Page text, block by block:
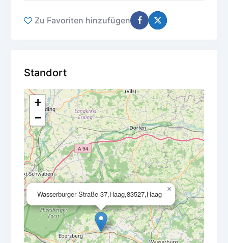
Zu Favoriten hinzufügen
Standort
Wasserburger Straße 37,Haag,83527,Haag
×
+
−